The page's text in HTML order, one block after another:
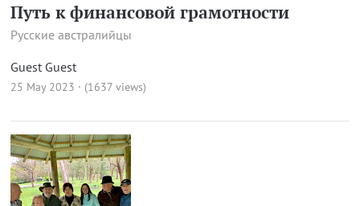
Путь к финансовой грамотности
Русские австралийцы
Guest Guest
25 May 2023 · (1637 views)